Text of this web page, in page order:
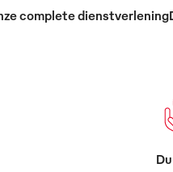
complete dienstverlening